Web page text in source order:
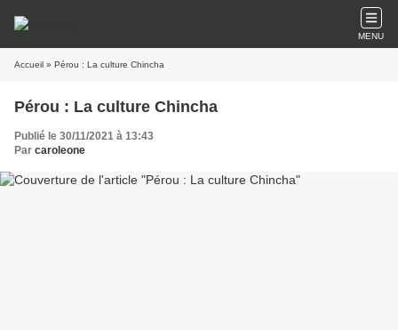
MENU
Accueil » Pérou : La culture Chincha
Pérou : La culture Chincha
Publié le 30/11/2021 à 13:43
Par caroleone